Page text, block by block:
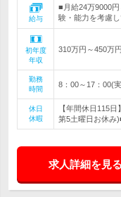
給与
■月給24万9000
験・能力を考慮し
初年度
年収
310万円～450万円
勤務
時間
8：00～17：00(
休日
休暇
【年間休日115
第5土曜日お休み
求人詳細を見る